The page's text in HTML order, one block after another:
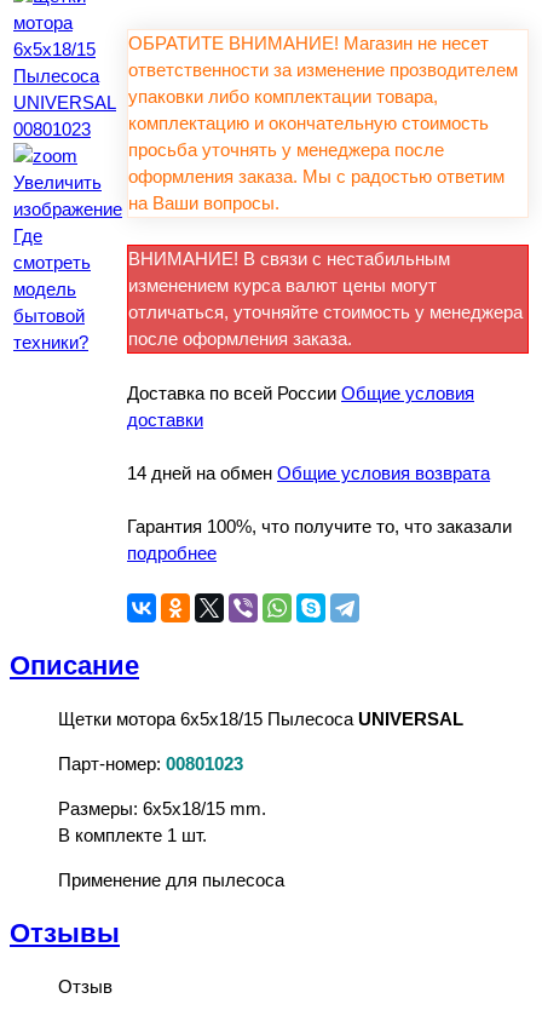
Увеличить
изображение
Где
смотреть
модель
бытовой
техники?
ОБРАТИТЕ ВНИМАНИЕ! Магазин не несет
ответственности за изменение прозводителем
упаковки либо комплектации товара,
комплектацию и окончательную стоимость
просьба уточнять у менеджера после
оформления заказа. Мы с радостью ответим
на Ваши вопросы.
ВНИМАНИЕ! В связи с нестабильным
изменением курса валют цены могут
отличаться, уточняйте стоимость у менеджера
после оформления заказа.
Доставка по всей России Общие условия
доставки
14 дней на обмен Общие условия возврата
Гарантия 100%, что получите то, что заказали
подробнее
Описание
Щетки мотора 6x5x18/15 Пылесоса UNIVERSAL
Парт-номер: 00801023
Размеры: 6x5x18/15 mm.
В комплекте 1 шт.
Применение для пылесоса
Отзывы
Отзыв